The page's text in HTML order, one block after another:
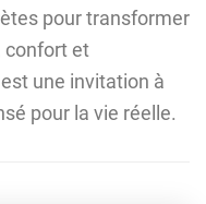
pour transformer
confort et
une invitation à
pour la vie réelle.